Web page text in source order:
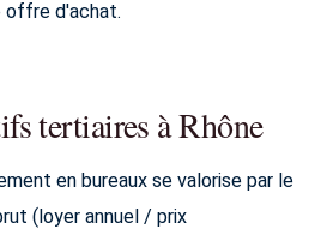
offre d'achat.
tertiaires à Rhône
en bureaux se valorise par le
(loyer annuel / prix